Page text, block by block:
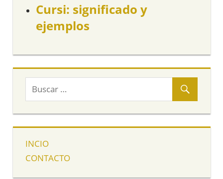
Cursi: significado y
ejemplos
INCIO
CONTACTO